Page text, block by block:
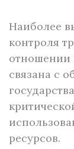
Наиболее
контроля
отношении
связана с
ресурсов.